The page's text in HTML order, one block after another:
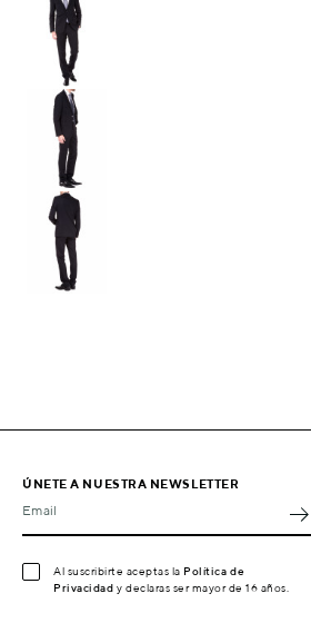
ÚNETE A NUESTRA NEWSLETTER
Email
Al suscribirte aceptas la Política de
Privacidad y declaras ser mayor de 16 años.